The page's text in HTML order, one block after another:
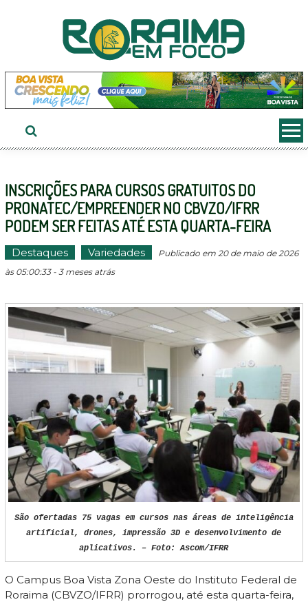
INSCRIÇÕES PARA CURSOS GRATUITOS DO
PRONATEC/EMPREENDER NO CBVZO/IFRR
PODEM SER FEITAS ATÉ ESTA QUARTA-FEIRA
Destaques Variedades
Publicado em 20 de maio de 2026
às 05:00:33 - 3 meses atrás
São ofertadas 75 vagas em cursos nas áreas de inteligência
artificial, drones, impressão 3D e desenvolvimento de
aplicativos. – Foto: Ascom/IFRR
O Campus Boa Vista Zona Oeste do Instituto Federal de
Roraima (CBVZO/IFRR) prorrogou, até esta quarta-feira,